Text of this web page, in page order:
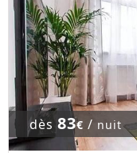
dès 83€ / nuit